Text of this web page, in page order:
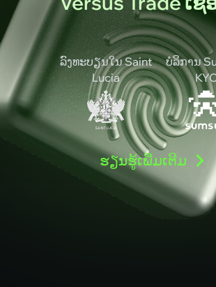
ລົງທະບຽນໃນSaint
Lucia
ບໍລິການ
KYC
ຮຽນຮູ້ເພີ່ມເຕີມ